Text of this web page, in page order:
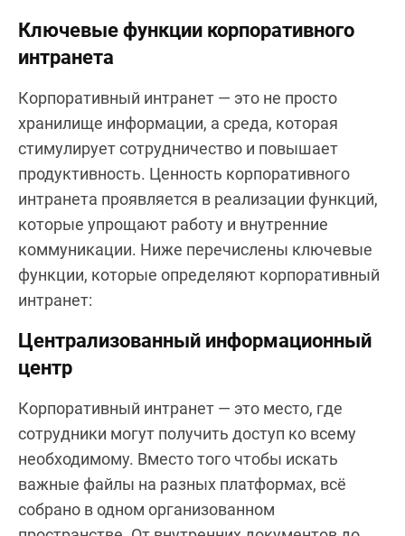
Ключевые функции корпоративного
интранета
Корпоративный интранет — это не просто
хранилище информации, а среда, которая
стимулирует сотрудничество и повышает
продуктивность. Ценность корпоративного
интранета проявляется в реализации функций,
которые упрощают работу и внутренние
коммуникации. Ниже перечислены ключевые
функции, которые определяют корпоративный
интранет:
Централизованный информационный
центр
Корпоративный интранет — это место, где
сотрудники могут получить доступ ко всему
необходимому. Вместо того чтобы искать
важные файлы на разных платформах, всё
собрано в одном организованном